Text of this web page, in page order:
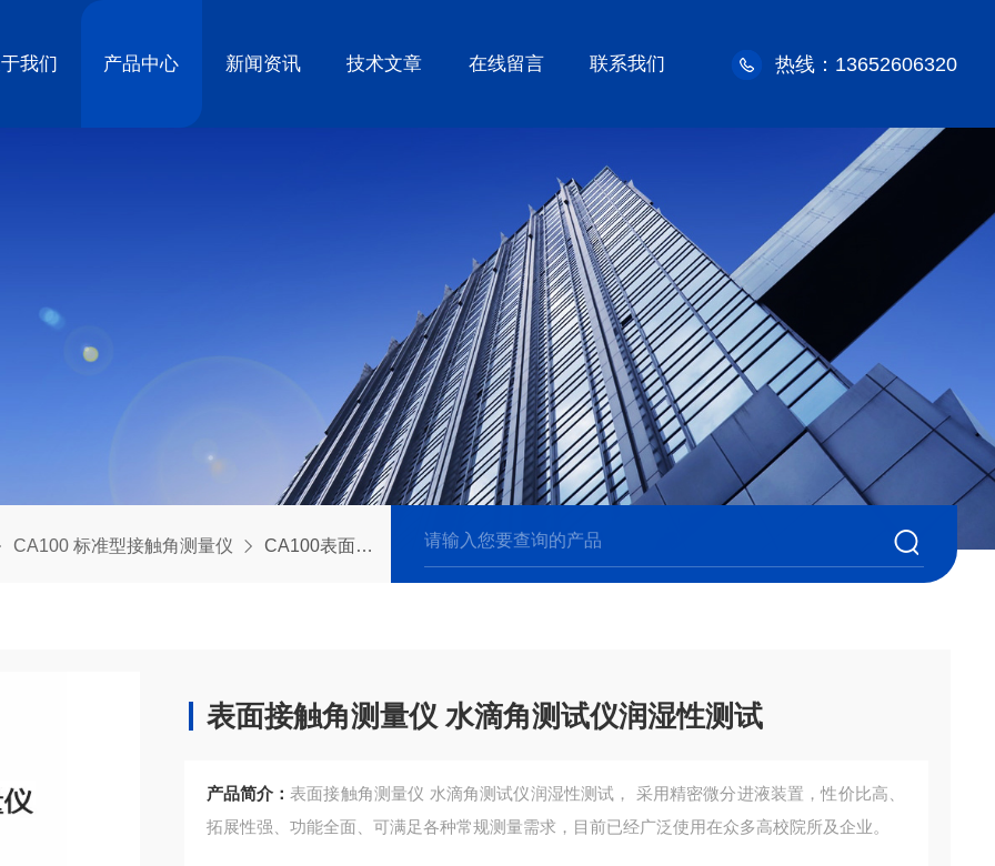
我们 产品中心 新闻资讯 技术文章 在线留言 联系我们 热线：13652606320
CA100 标准型接触角测量仪 CA100表面接触角测量仪 水滴角测试仪润湿性测试
表面接触角测量仪 水滴角测试仪润湿性测试
产品简介：表面接触角测量仪 水滴角测试仪润湿性测试， 采用精密微分进液装置，性价比高、
拓展性强、功能全面、可满足各种常规测量需求，目前已经广泛使用在众多高校院所及企业。